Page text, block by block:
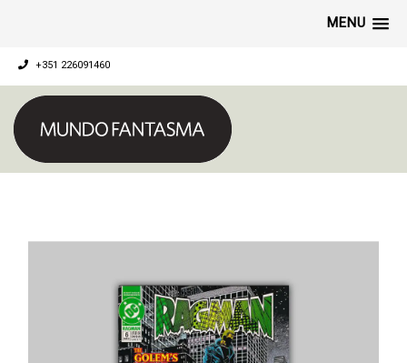
MENU
+351 226091460